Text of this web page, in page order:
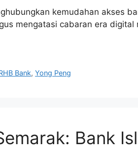
kemudahan akses
mengatasi cabaran era digital
Bank,Yong Peng
Bank